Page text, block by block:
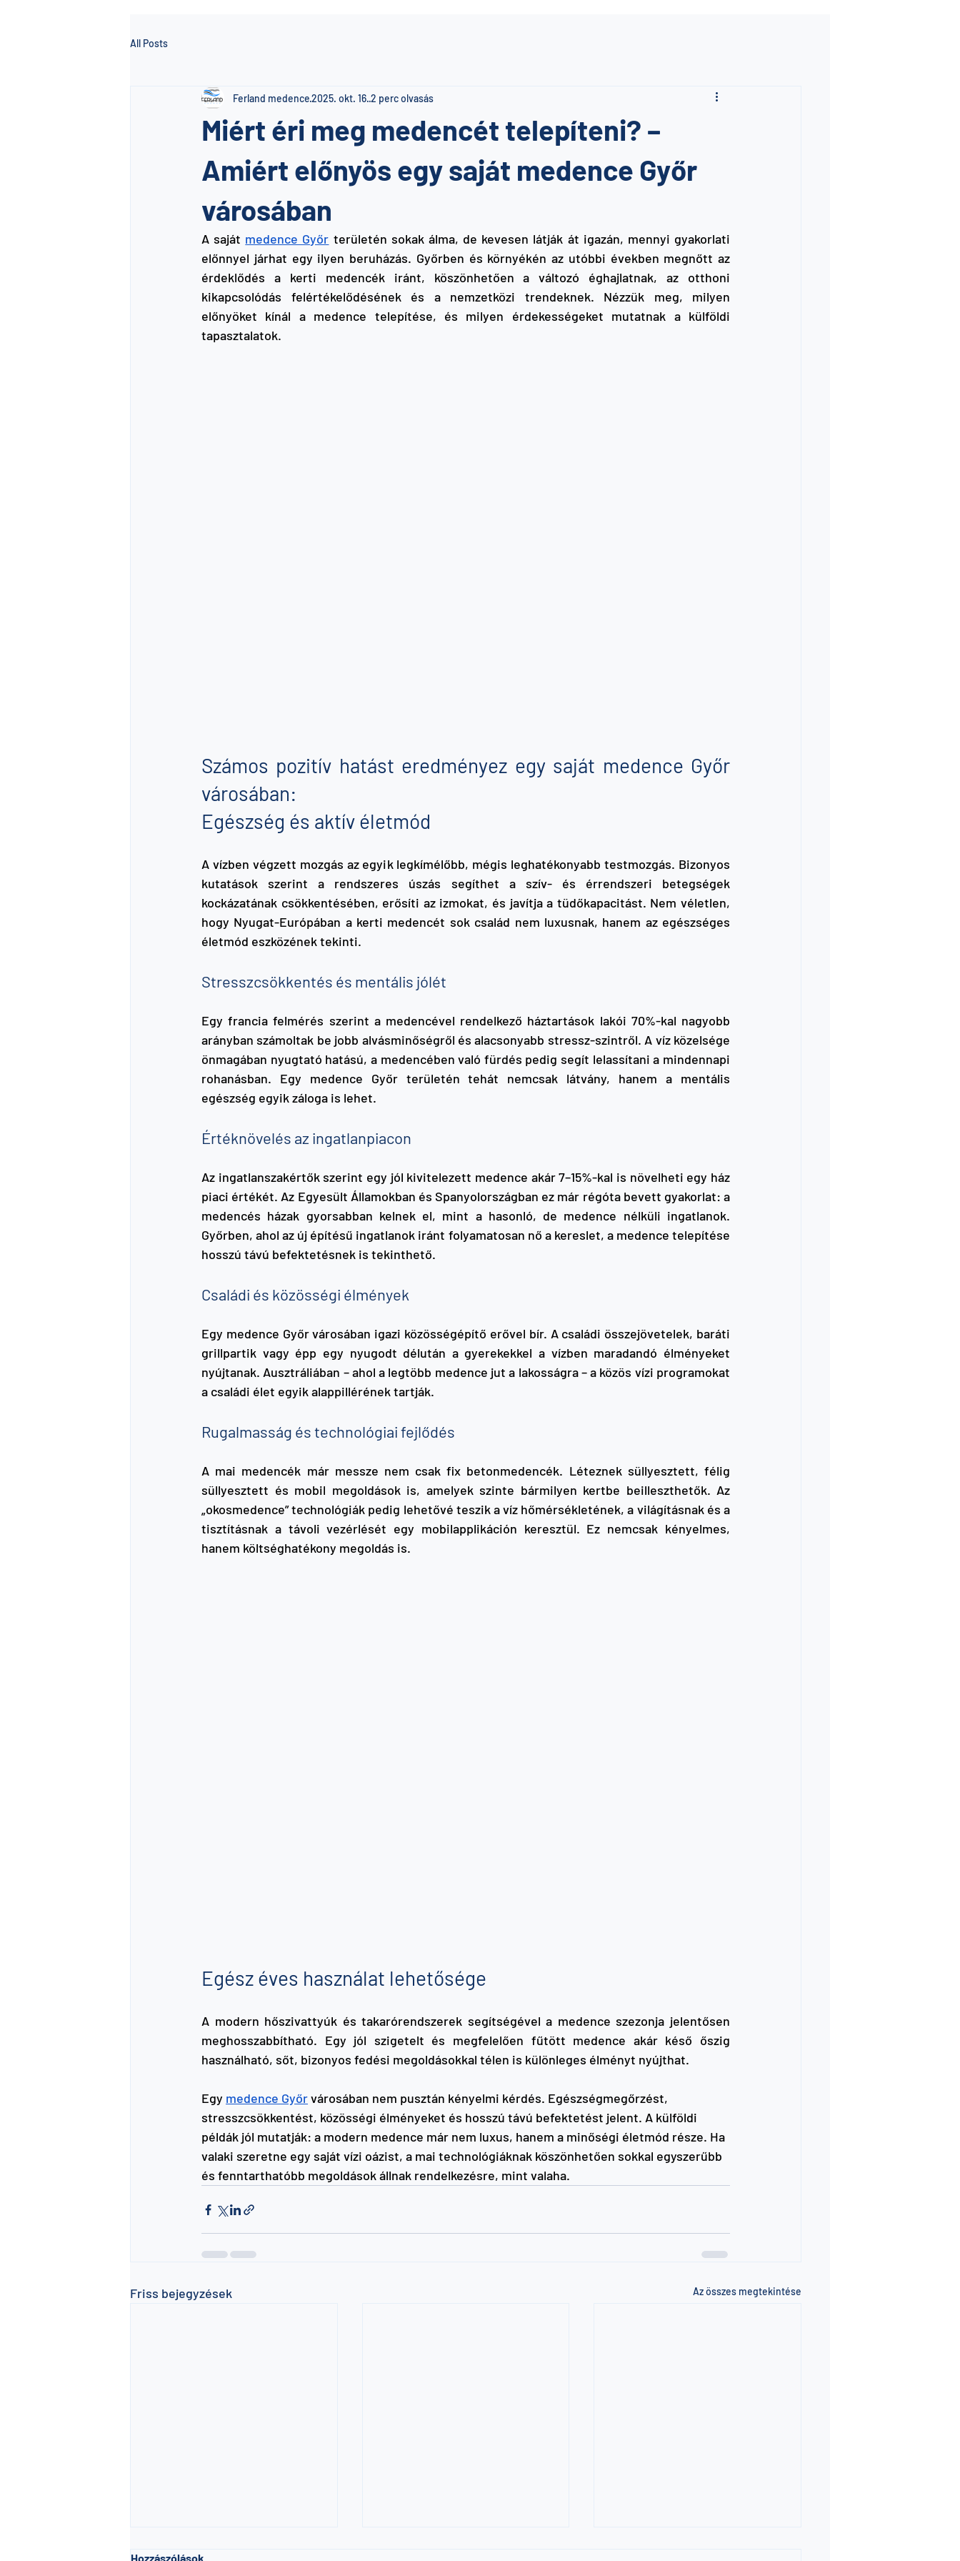
All Posts
Miért éri meg medencét telepíteni? –
Amiért előnyös egy saját medence Győr
városában
Ferland medence2025. okt. 16.2 perc olvasás
A saját medence Győr területén sokak álma, de kevesen látják át igazán, mennyi gyakorlati
előnnyel járhat egy ilyen beruházás. Győrben és környékén az utóbbi években megnőtt az
érdeklődés a kerti medencék iránt, köszönhetően a változó éghajlatnak, az otthoni
kikapcsolódás felértékelődésének és a nemzetközi trendeknek. Nézzük meg, milyen
előnyöket kínál a medence telepítése, és milyen érdekességeket mutatnak a külföldi
tapasztalatok.
Számos pozitív hatást eredményez egy saját medence Győr
városában:
Egészség és aktív életmód
A vízben végzett mozgás az egyik legkímélőbb, mégis leghatékonyabb testmozgás. Bizonyos
kutatások szerint a rendszeres úszás segíthet a szív- és érrendszeri betegségek
kockázatának csökkentésében, erősíti az izmokat, és javítja a tüdőkapacitást. Nem véletlen,
hogy Nyugat-Európában a kerti medencét sok család nem luxusnak, hanem az egészséges
életmód eszközének tekinti.
Stresszcsökkentés és mentális jólét
Egy francia felmérés szerint a medencével rendelkező háztartások lakói 70%-kal nagyobb
arányban számoltak be jobb alvásminőségről és alacsonyabb stressz-szintről. A víz közelsége
önmagában nyugtató hatású, a medencében való fürdés pedig segít lelassítani a mindennapi
rohanásban. Egy medence Győr területén tehát nemcsak látvány, hanem a mentális
egészség egyik záloga is lehet.
Értéknövelés az ingatlanpiacon
Az ingatlanszakértők szerint egy jól kivitelezett medence akár 7–15%-kal is növelheti egy ház
piaci értékét. Az Egyesült Államokban és Spanyolországban ez már régóta bevett gyakorlat: a
medencés házak gyorsabban kelnek el, mint a hasonló, de medence nélküli ingatlanok.
Győrben, ahol az új építésű ingatlanok iránt folyamatosan nő a kereslet, a medence telepítése
hosszú távú befektetésnek is tekinthető.
Családi és közösségi élmények
Egy medence Győr városában igazi közösségépítő erővel bír. A családi összejövetelek, baráti
grillpartik vagy épp egy nyugodt délután a gyerekekkel a vízben maradandó élményeket
nyújtanak. Ausztráliában – ahol a legtöbb medence jut a lakosságra – a közös vízi programokat
a családi élet egyik alappillérének tartják.
Rugalmasság és technológiai fejlődés
A mai medencék már messze nem csak fix betonmedencék. Léteznek süllyesztett, félig
süllyesztett és mobil megoldások is, amelyek szinte bármilyen kertbe beilleszthetők. Az
„okosmedence” technológiák pedig lehetővé teszik a víz hőmérsékletének, a világításnak és a
tisztításnak a távoli vezérlését egy mobilapplikáción keresztül. Ez nemcsak kényelmes,
hanem költséghatékony megoldás is.
Egész éves használat lehetősége
A modern hőszivattyúk és takarórendszerek segítségével a medence szezonja jelentősen
meghosszabbítható. Egy jól szigetelt és megfelelően fűtött medence akár késő őszig
használható, sőt, bizonyos fedési megoldásokkal télen is különleges élményt nyújthat.
Egy medence Győr városában nem pusztán kényelmi kérdés. Egészségmegőrzést,
stresszcsökkentést, közösségi élményeket és hosszú távú befektetést jelent. A külföldi
példák jól mutatják: a modern medence már nem luxus, hanem a minőségi életmód része. Ha
valaki szeretne egy saját vízi oázist, a mai technológiáknak köszönhetően sokkal egyszerűbb
és fenntarthatóbb megoldások állnak rendelkezésre, mint valaha.
Friss bejegyzések Az összes megtekintése
Hozzászólások